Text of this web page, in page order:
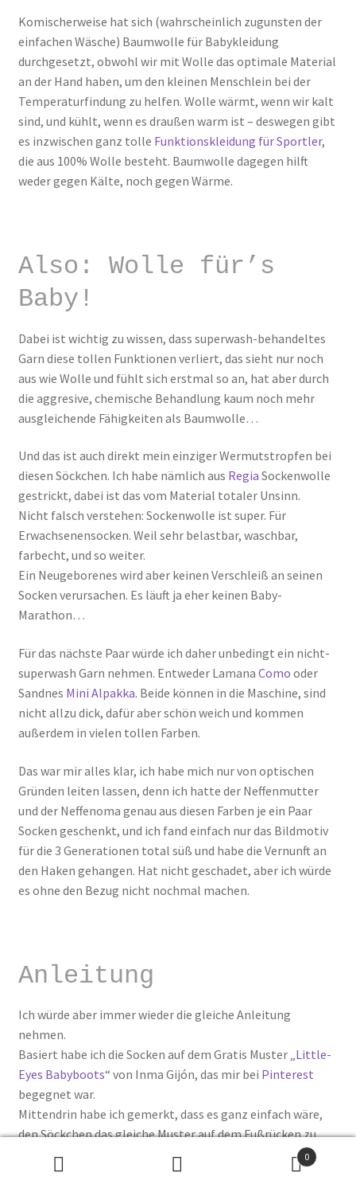
Komischerweise hat sich (wahrscheinlich zugunsten der
einfachen Wäsche) Baumwolle für Babykleidung
durchgesetzt, obwohl wir mit Wolle das optimale Material
an der Hand haben, um den kleinen Menschlein bei der
Temperaturfindung zu helfen. Wolle wärmt, wenn wir kalt
sind, und kühlt, wenn es draußen warm ist – deswegen gibt
es inzwischen ganz tolle Funktionskleidung für Sportler,
die aus 100% Wolle besteht. Baumwolle dagegen hilft
weder gegen Kälte, noch gegen Wärme.
Also: Wolle für’s
Baby!
Dabei ist wichtig zu wissen, dass superwash-behandeltes
Garn diese tollen Funktionen verliert, das sieht nur noch
aus wie Wolle und fühlt sich erstmal so an, hat aber durch
die aggresive, chemische Behandlung kaum noch mehr
ausgleichende Fähigkeiten als Baumwolle…
Und das ist auch direkt mein einziger Wermutstropfen bei
diesen Söckchen. Ich habe nämlich aus Regia Sockenwolle
gestrickt, dabei ist das vom Material totaler Unsinn.
Nicht falsch verstehen: Sockenwolle ist super. Für
Erwachsenensocken. Weil sehr belastbar, waschbar,
farbecht, und so weiter.
Ein Neugeborenes wird aber keinen Verschleiß an seinen
Socken verursachen. Es läuft ja eher keinen Baby-
Marathon…
Für das nächste Paar würde ich daher unbedingt ein nicht-
superwash Garn nehmen. Entweder Lamana Como oder
Sandnes Mini Alpakka. Beide können in die Maschine, sind
nicht allzu dick, dafür aber schön weich und kommen
außerdem in vielen tollen Farben.
Das war mir alles klar, ich habe mich nur von optischen
Gründen leiten lassen, denn ich hatte der Neffenmutter
und der Neffenoma genau aus diesen Farben je ein Paar
Socken geschenkt, und ich fand einfach nur das Bildmotiv
für die 3 Generationen total süß und habe die Vernunft an
den Haken gehangen. Hat nicht geschadet, aber ich würde
es ohne den Bezug nicht nochmal machen.
Anleitung
Ich würde aber immer wieder die gleiche Anleitung
nehmen.
Basiert habe ich die Socken auf dem Gratis Muster „Little-
Eyes Babyboots“ von Inma Gijón, das mir bei Pinterest
begegnet war.
Mittendrin habe ich gemerkt, dass es ganz einfach wäre,
den Söckchen das gleiche Muster auf dem Fußrücken zu
verpassen, wie den Muttersocken, und du kennst mich:
Genau das habe ich gemacht. Es wurden also ganz kleine
0